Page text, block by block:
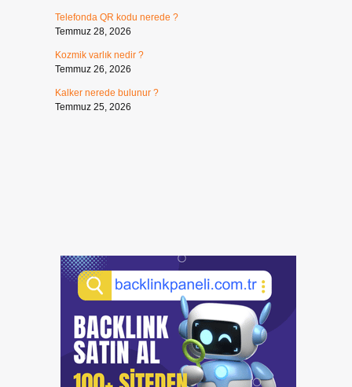
Telefonda QR kodu nerede ?
Temmuz 28, 2026
Kozmik varlık nedir ?
Temmuz 26, 2026
Kalker nerede bulunur ?
Temmuz 25, 2026